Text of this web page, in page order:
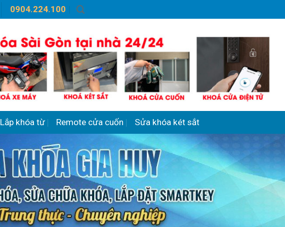
0904.224.100
Lắp khóa từ Remote cửa cuốn Sửa khóa két sắt